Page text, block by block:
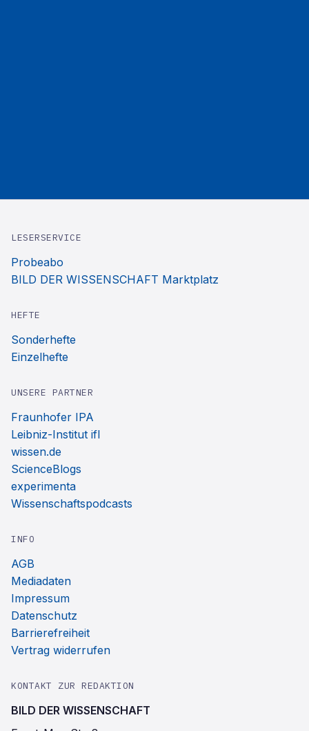
LESERSERVICE
Probeabo
BILD DER WISSENSCHAFT Marktplatz
HEFTE
Sonderhefte
Einzelhefte
UNSERE PARTNER
Fraunhofer IPA
Leibniz-Institut ifl
wissen.de
ScienceBlogs
experimenta
Wissenschaftspodcasts
INFO
AGB
Mediadaten
Impressum
Datenschutz
Barrierefreiheit
Vertrag widerrufen
KONTAKT ZUR REDAKTION
BILD DER WISSENSCHAFT